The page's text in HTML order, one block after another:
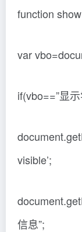
function
var
if(vbo==”显
visible’;
信息”;